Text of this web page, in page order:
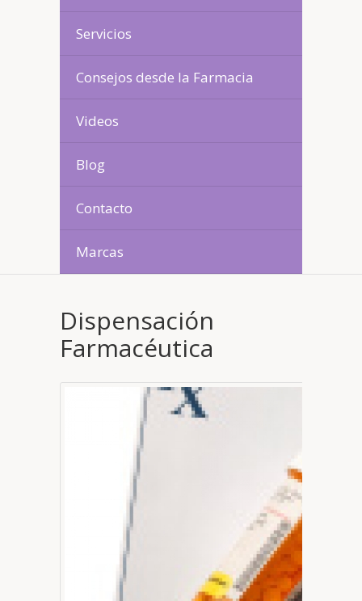
Servicios
Consejos desde la Farmacia
Videos
Blog
Contacto
Marcas
Dispensación
Farmacéutica